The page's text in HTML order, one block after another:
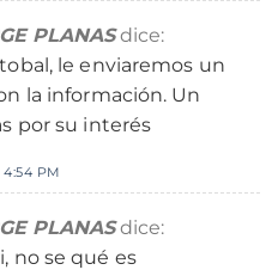
PLANAS dice:
le enviaremos un
la información. Un
por su interés
4:54 PM
PLANAS dice:
no se qué es